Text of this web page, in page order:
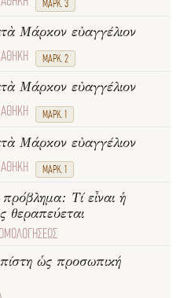
ΜΑΡΚ. 3
Μάρκον εὐαγγέλιον
ΜΑΡΚ. 2
Μάρκον εὐαγγέλιον
ΜΑΡΚ. 1
Μάρκον εὐαγγέλιον
ΜΑΡΚ. 1
Τί εἶναι ἡ
θεραπεύεται
ὡς προσωπική